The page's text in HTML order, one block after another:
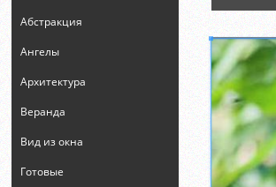
Абстракция
Ангелы
Архитектура
Веранда
Вид из окна
Готовые